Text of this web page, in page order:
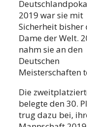
2019 war sie mit
Sicherheit bisher
Dame der Welt.
nahm sie an den
Deutschen
Meisterschaften
Die
belegte den 30.
trug dazu bei,